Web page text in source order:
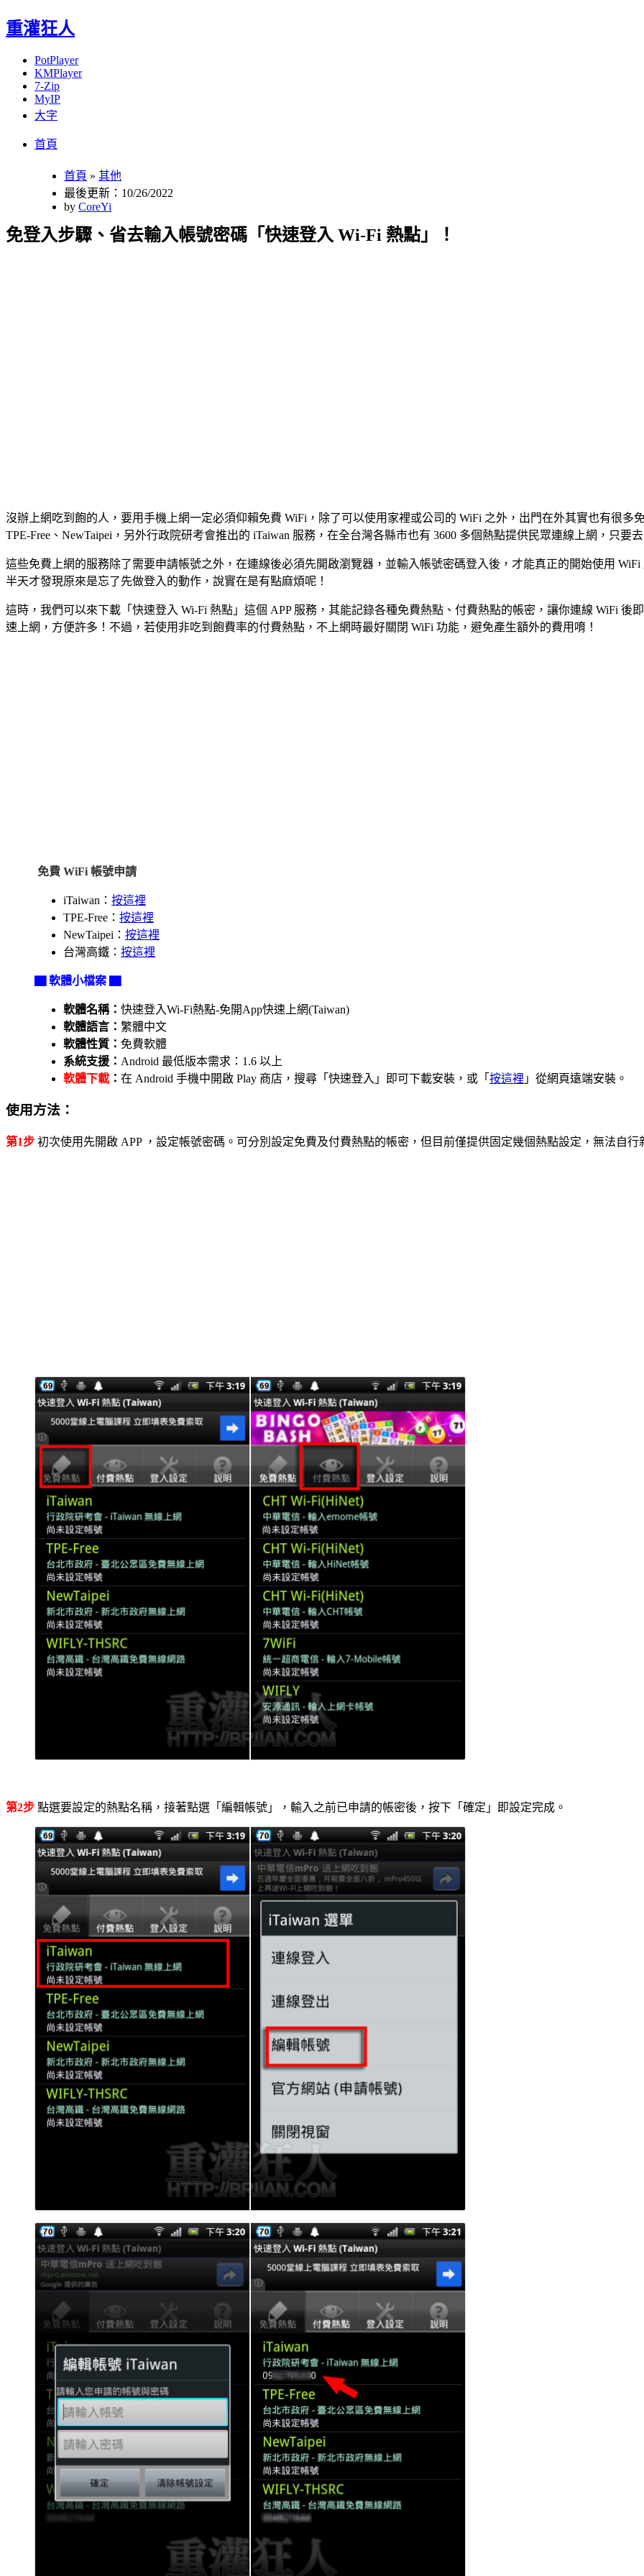
重灌狂人
PotPlayer
KMPlayer
7-Zip
MyIP
大字
首頁
首頁 » 其他
最後更新：10/26/2022
by CoreYi
免登入步驟、省去輸入帳號密碼「快速登入 Wi-Fi 熱點」！
沒辦上網吃到飽的人，要用手機上網一定必須仰賴免費 WiFi，除了可以使用家裡或公司的 WiFi 之外，出門在外其實也有很多
TPE-Free、NewTaipei，另外行政院研考會推出的 iTaiwan 服務，在全台灣各縣市也有 3600 多個熱點提供民眾連線上網，只要
這些免費上網的服務除了需要申請帳號之外，在連線後必須先開啟瀏覽器，並輸入帳號密碼登入後，才能真正的開始使用
半天才發現原來是忘了先做登入的動作，說實在是有點麻煩呢！
這時，我們可以來下載「快速登入 Wi-Fi 熱點」這個 APP 服務，其能記錄各種免費熱點、付費熱點的帳密，讓你連線 WiFi
速上網，方便許多！不過，若使用非吃到飽費率的付費熱點，不上網時最好關閉 WiFi 功能，避免產生額外的費用唷！
免費 WiFi 帳號申請
iTaiwan： 按這裡
TPE-Free： 按這裡
NewTaipei： 按這裡
台灣高鐵： 按這裡
▇ 軟體小檔案 ▇
軟體名稱： 快速登入Wi-Fi熱點-免開App快速上網(Taiwan)
軟體語言： 繁體中文
軟體性質： 免費軟體
系統支援： Android 最低版本需求：1.6 以上
軟體下載 ： 在 Android 手機中開啟 Play 商店，搜尋「快速登入」即可下載安裝，或「 按這裡 」從網頁遠端安裝。
使用方法：
第1步 初次使用先開啟 APP ，設定帳號密碼。可分別設定免費及付費熱點的帳密，但目前僅提供固定幾個熱點設定，無法自行
第2步 點選要設定的熱點名稱，接著點選「編輯帳號」，輸入之前已申請的帳密後，按下「確定」即設定完成。